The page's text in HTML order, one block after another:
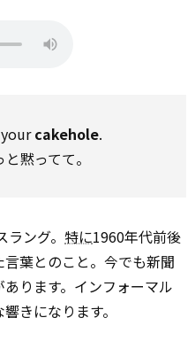
cakehole.
黙ってて。
ング。 特に1960年代前後
葉とのこと。今でも新聞
ります。インフォーマル
きになります。